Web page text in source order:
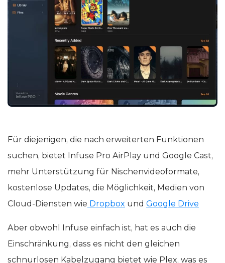
Für diejenigen, die nach erweiterten Funktionen
suchen, bietet Infuse Pro AirPlay und Google Cast,
mehr Unterstützung für Nischenvideoformate,
kostenlose Updates, die Möglichkeit, Medien von
Cloud-Diensten wie Dropbox und Google Drive
Aber obwohl Infuse einfach ist, hat es auch die
Einschränkung, dass es nicht den gleichen
schnurlosen Kabelzugang bietet wie Plex, was es